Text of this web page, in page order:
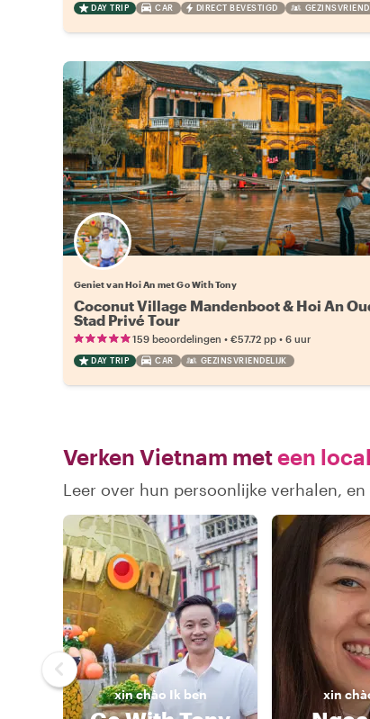
DAY TRIP CAR DIRECT BEVESTIGD
Geniet van Hoi An met Go With Tony
Coconut Village Mandenboot & Hoi An
Stad Privé Tour
159 beoordelingen • €57.72 pp • 6 uur
DAY TRIP CAR GEZINSVRIENDELIJK
Verken Vietnam meteen
Leer over hun persoonlijke verhalen,
xin chào Ik ben xin